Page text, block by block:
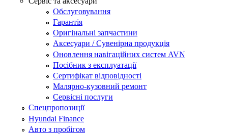
Обслуговування
Гарантія
Оригінальні запчастини
Аксесуари / Сувенірна продукція
Оновлення навігаційних систем AVN
Посібник з експлуатації
Сертифікат відповідності
Малярно-кузовний ремонт
Сервісні послуги
Спецпропозиції
Hyundai Finance
Авто з пробігом